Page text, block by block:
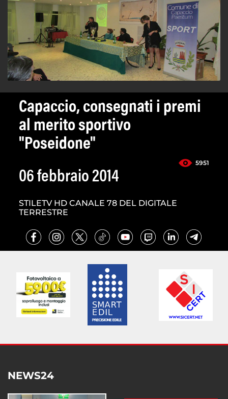
Capaccio, consegnati i premi
al merito sportivo
"Poseidone"
5951
06 febbraio 2014
STILETV HD CANALE 78 DEL DIGITALE
TERRESTRE
NEWS24